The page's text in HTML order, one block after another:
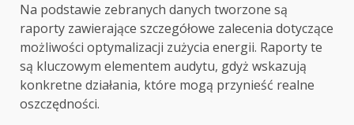
Na podstawie zebranych danych tworzone są
raporty zawierające szczegółowe zalecenia dotyczące
możliwości optymalizacji zużycia energii. Raporty te
są kluczowym elementem audytu, gdyż wskazują
konkretne działania, które mogą przynieść realne
oszczędności.